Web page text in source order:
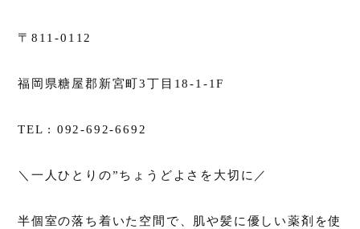
〒811-0112
福岡県糖屋郡新宮町3丁目18-1-1F
TEL : 092-692-6692
＼一人ひとりの”ちょうどよさを大切に／
半個室の落ち着いた空間で、肌や髪に優しい薬剤を使